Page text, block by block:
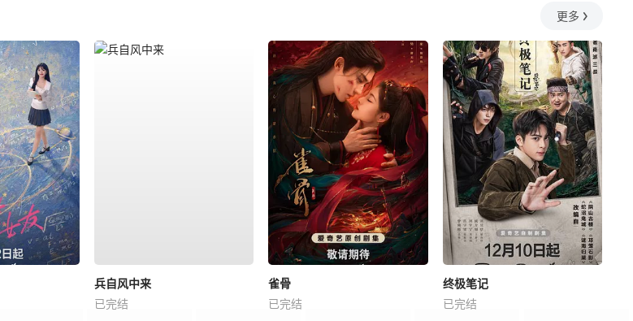
更多
兵自风中来
已完结
雀骨
已完结
终极笔记
已完结